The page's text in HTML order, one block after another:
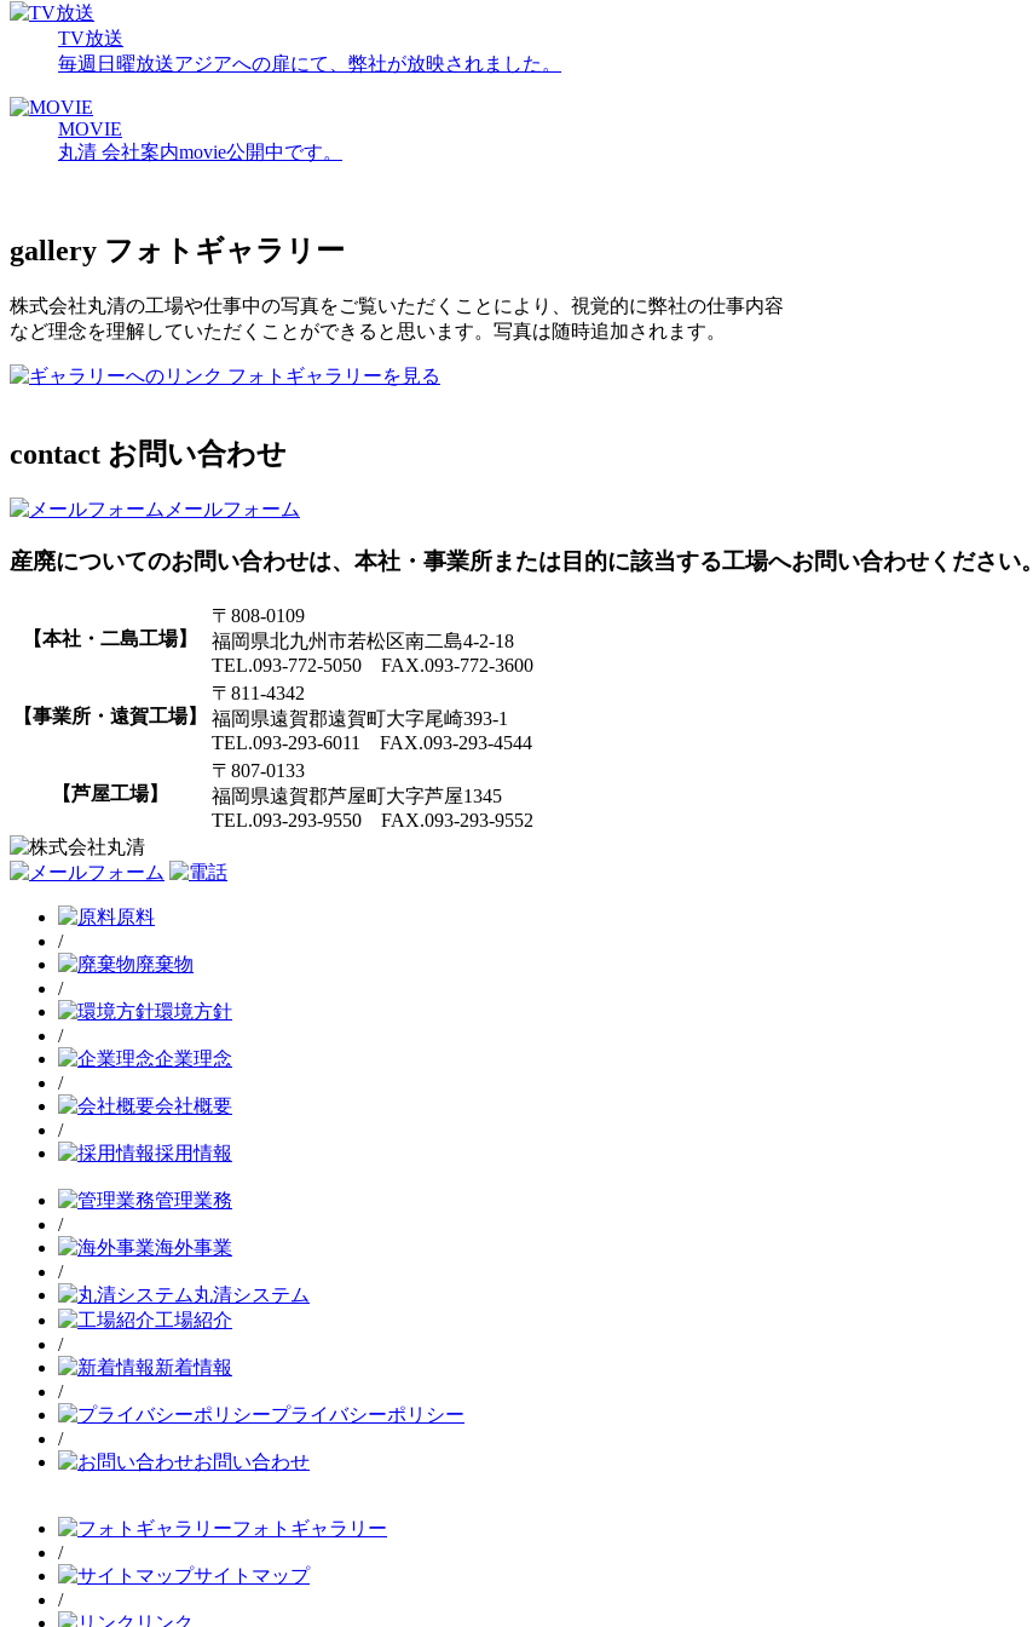
TV放送
毎週日曜放送アジアへの扉にて、弊社が放映されました。
MOVIE
丸清 会社案内movie公開中です。
gallery フォトギャラリー
株式会社丸清の工場や仕事中の写真をご覧いただくことにより、視覚的に弊社の仕事内容
など理念を理解していただくことができると思います。写真は随時追加されます。
フォトギャラリーを見る
contact お問い合わせ
メールフォーム
産廃についてのお問い合わせは、本社・事業所または目的に該当する工場へお問い合わせください。
【本社・二島工場】
〒808-0109
福岡県北九州市若松区南二島4-2-18
TEL.093-772-5050 FAX.093-772-3600
【事業所・遠賀工場】
〒811-4342
福岡県遠賀郡遠賀町大字尾崎393-1
TEL.093-293-6011 FAX.093-293-4544
【芦屋工場】
〒807-0133
福岡県遠賀郡芦屋町大字芦屋1345
TEL.093-293-9550 FAX.093-293-9552
原料
/
廃棄物
/
環境方針
/
企業理念
/
会社概要
/
採用情報
管理業務
/
海外事業
/
丸清システム
工場紹介
/
新着情報
/
プライバシーポリシー
/
お問い合わせ
フォトギャラリー
/
サイトマップ
/
リンク